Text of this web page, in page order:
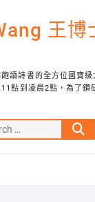
王博
讀詩書的全方位國寶
點到凌晨2點，為了鑽
Search
…